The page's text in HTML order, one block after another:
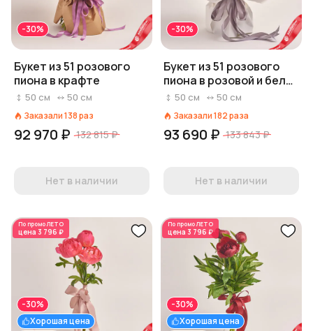
-30%
Букет из 51 розового
пиона в крафте
50 см 50 см
Заказали138раз
92 970 ₽ 132 815 ₽
Нет в наличии
-30%
Букет из 51 розового
пиона в розовой и белой
пленке
50 см 50 см
Заказали182раза
93 690 ₽ 133 843 ₽
Нет в наличии
По промоЛЕТО
цена 3 796 ₽
Хорошая цена
-30%
По промоЛЕТО
цена 3 796 ₽
Хорошая цена
-30%